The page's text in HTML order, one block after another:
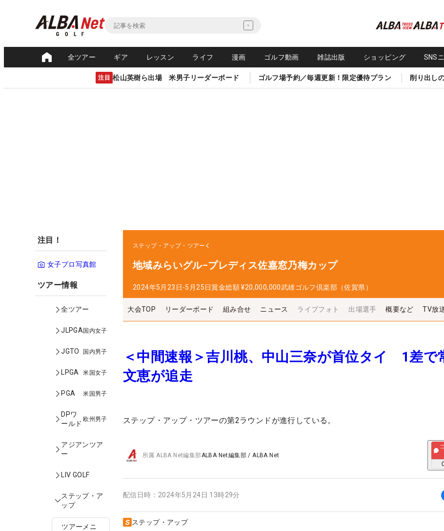
全ツアー ギア レッスン ライフ 漫画 ゴルフ動画 雑誌出版 ショッピング SNS
注目 松山英樹ら出場 米男子リーダーボード ゴルフ場予約／毎週更新！限定優待プラン 削り出し
注目！
女子プロ写真館
ツアー情報
全ツアー
JLPGA国内女子
JGTO 国内男子
LPGA 米国女子
PGA 米国男子
DPワ
ールド
欧州男子
アジアンツア
ー
LIV GOLF
ステップ・ア
ップ
ツアーメニ
ステップ・アップ・ツアー
地域みらいグル−プレディス佐嘉窓乃梅カップ
2024年5月23日-5月25日賞金総額 ¥20,000,000武雄ゴルフ倶楽部（佐賀県）
大会TOP リーダーボード 組み合せ ニュース ライブフォト 出場選手 概要など TV放
＜中間速報＞吉川桃、中山三奈が首位タイ 1差で
文恵が追走
ステップ・アップ・ツアーの第2ラウンドが進行している。
所属ALBA Net編集部ALBA Net編集部 /ALBA Net
配信日時： 2024年5月24日 13時29分
ステップ・アップ